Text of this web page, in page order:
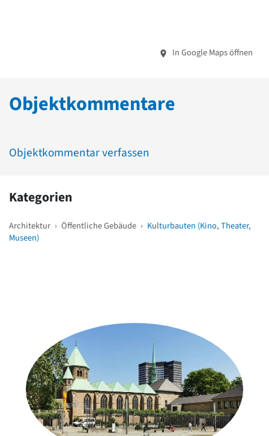
In Google Maps öffnen
Objektkommentare
Objektkommentar verfassen
Kategorien
Architektur › Öffentliche Gebäude › Kulturbauten (Kino, Theater,
Museen)